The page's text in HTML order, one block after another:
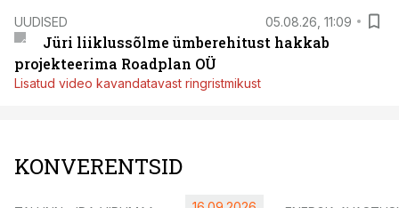
UUDISED 05.08.26, 11:09
Jüri liiklussõlme ümberehitust hakkab
projekteerima Roadplan OÜ
Lisatud video kavandatavast ringristmikust
KONVERENTSID